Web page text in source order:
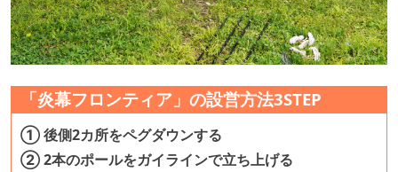
「炎幕フロンティア」の設営方法3STEP
① 後側2カ所をペグダウンする
② 2本のポールをガイラインで立ち上げる